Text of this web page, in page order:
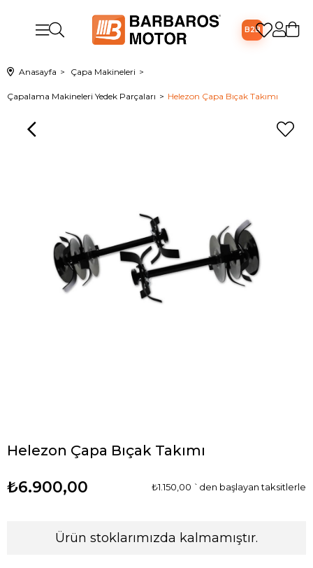
B2B
Anasayfa Çapa Makineleri
Çapalama Makineleri Yedek Parçaları Helezon Çapa Bıçak Takımı
Helezon Çapa Bıçak Takımı
₺6.900,00 ₺1.150,00 `den başlayan taksitlerle
Ürün stoklarımızda kalmamıştır.